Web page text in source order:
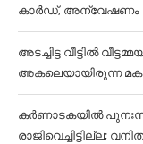
കാര്‍ഡ്, അന്വേഷണം
അടച്ചിട്ട വീട്ടില്‍
അകലെയായിരുന്ന
കര്‍ണാടകയില്‍
രാജിവെച്ചിട്ടില്ല;